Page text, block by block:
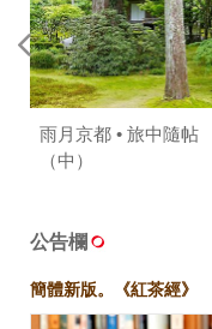
雨月京都 • 旅中隨帖
（中）
公告欄
簡體新版。《紅茶經》